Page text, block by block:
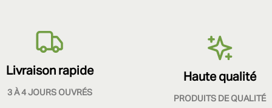
Livraison rapide
3 À 4 JOURS OUVRÉS
Haute qualité
PRODUITS DE QUALITÉ